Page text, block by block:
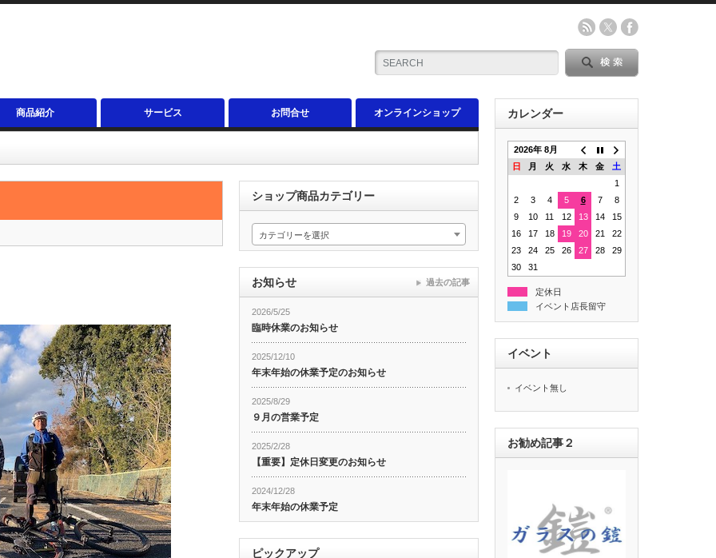
商品紹介 サービス お問合せ オンラインショップ
ショップ商品カテゴリー
カテゴリーを選択
お知らせ
2026/5/25
臨時休業のお知らせ
2025/12/10
年末年始の休業予定のお知らせ
2025/8/29
９月の営業予定
2025/2/28
【重要】定休日変更のお知らせ
2024/12/28
年末年始の休業予定
過去の記事
ピックアップ
カレンダー
2026年 8月
日
月 火 水 木 金
土
1
2
3 4 5 6 7
8
9
10 11 12 13 14
15
16
17 18 19 20 21
22
23
24 25 26 27 28
29
30
31
定休日
イベント店長留守
イベント
イベント無し
お勧め記事２